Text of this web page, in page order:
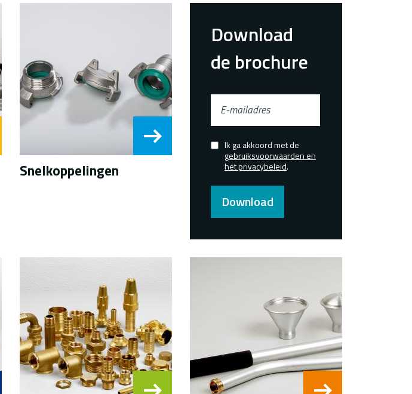
Snelkoppelingen
Download
de brochure
mailadres
Confirmed
Ik ga akkoord met de
gebruiksvoorwaarden en
het privacybeleid.
Download